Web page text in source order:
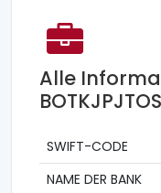
Alle
SWIFT-CODE
NAME DER BANK